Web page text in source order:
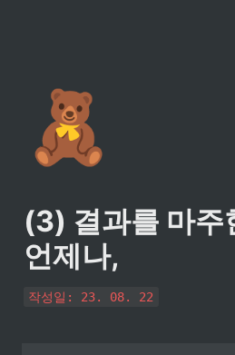
🧸
(3) 결과를 마주
언제나,
작성일: 23. 08. 22